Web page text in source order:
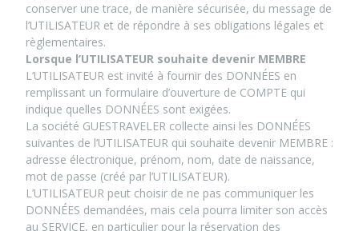
conserver une trace, de manière sécurisée, du message de
l’UTILISATEUR et de répondre à ses obligations légales et
règlementaires.
Lorsque l’UTILISATEUR souhaite devenir MEMBRE
L’UTILISATEUR est invité à fournir des DONNÉES en
remplissant un formulaire d’ouverture de COMPTE qui
indique quelles DONNÉES sont exigées.
La société GUESTRAVELER collecte ainsi les DONNÉES
suivantes de l’UTILISATEUR qui souhaite devenir MEMBRE :
adresse électronique, prénom, nom, date de naissance,
mot de passe (créé par l’UTILISATEUR).
L’UTILISATEUR peut choisir de ne pas communiquer les
DONNÉES demandées, mais cela pourra limiter son accès
au SERVICE, en particulier pour la réservation des